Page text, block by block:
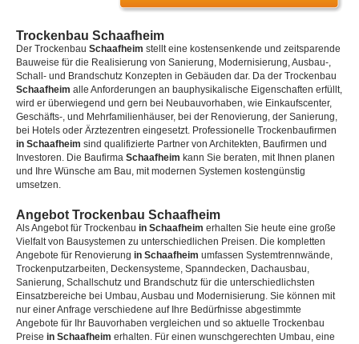
Trockenbau Schaafheim
Der Trockenbau Schaafheim stellt eine kostensenkende und zeitsparende
Bauweise für die Realisierung von Sanierung, Modernisierung, Ausbau-,
Schall- und Brandschutz Konzepten in Gebäuden dar. Da der Trockenbau
Schaafheim alle Anforderungen an bauphysikalische Eigenschaften erfüllt,
wird er überwiegend und gern bei Neubauvorhaben, wie Einkaufscenter,
Geschäfts-, und Mehrfamilienhäuser, bei der Renovierung, der Sanierung,
bei Hotels oder Ärztezentren eingesetzt. Professionelle Trockenbaufirmen
in Schaafheim sind qualifizierte Partner von Architekten, Baufirmen und
Investoren. Die Baufirma Schaafheim kann Sie beraten, mit Ihnen planen
und Ihre Wünsche am Bau, mit modernen Systemen kostengünstig
umsetzen.
Angebot Trockenbau Schaafheim
Als Angebot für Trockenbau in Schaafheim erhalten Sie heute eine große
Vielfalt von Bausystemen zu unterschiedlichen Preisen. Die kompletten
Angebote für Renovierung in Schaafheim umfassen Systemtrennwände,
Trockenputzarbeiten, Deckensysteme, Spanndecken, Dachausbau,
Sanierung, Schallschutz und Brandschutz für die unterschiedlichsten
Einsatzbereiche bei Umbau, Ausbau und Modernisierung. Sie können mit
nur einer Anfrage verschiedene auf Ihre Bedürfnisse abgestimmte
Angebote für Ihr Bauvorhaben vergleichen und so aktuelle Trockenbau
Preise in Schaafheim erhalten. Für einen wunschgerechten Umbau, eine